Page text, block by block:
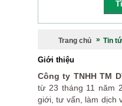
Trang chủ Tin
Giới thiệu
Công ty TNHH TM
từ 23 tháng 11 năm
giới, tư vấn, làm dịch